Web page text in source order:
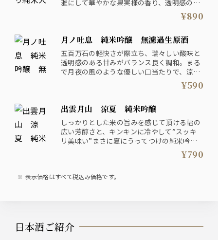
雅にして華やかな果実様の香り、透明感のあ
¥890
月ノ吐息 純米吟醸 無濾過生原酒
五百万石の軽快さが際立ち、瑞々しい酸味と
透明感のある甘みがバランス良く調和。まる
で月夜の風のような優しい口当たりで、涼を
¥590
出雲月山 涼夏 純米吟醸
しっかりとした米の旨みを感じて頂ける幅の
広い芳醇さと、キンキンに冷やして”スッキ
リ美味い”まさに夏にうってつけの純米吟醸
「しぼりたて」ならではのフレッシュさと
兼ね備えた、季節を感じられる１本です。
¥790
表示価格はすべて税込み価格です。
日本酒ご紹介